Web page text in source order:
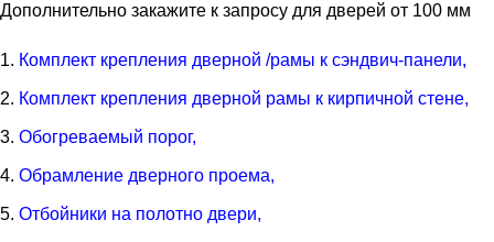
Дополнительно закажите к запросу для дверей от 100 мм
Комплект крепления дверной /рамы к сэндвич-панели,
Комплект крепления дверной рамы к кирпичной стене,
Обогреваемый порог,
Обрамление дверного проема,
Отбойники на полотно двери,